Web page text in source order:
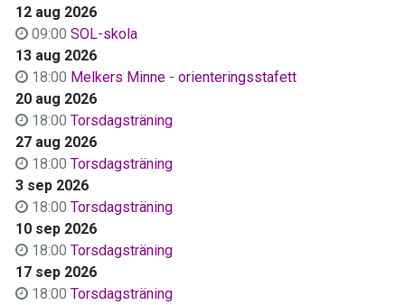
12 aug 2026
09:00 SOL-skola
13 aug 2026
18:00 Melkers Minne - orienteringsstafett
20 aug 2026
18:00 Torsdagsträning
27 aug 2026
18:00 Torsdagsträning
3 sep 2026
18:00 Torsdagsträning
10 sep 2026
18:00 Torsdagsträning
17 sep 2026
18:00 Torsdagsträning